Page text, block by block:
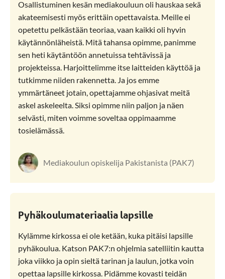
Osallistuminen kesän mediakouluun oli hauskaa sekä
akateemisesti myös erittäin opettavaista. Meille ei
opetettu pelkästään teoriaa, vaan kaikki oli hyvin
käytännönläheistä. Mitä tahansa opimme, panimme
sen heti käytäntöön annetuissa tehtävissä ja
projekteissa. Harjoittelimme itse laitteiden käyttöä ja
tutkimme niiden rakennetta. Ja jos emme
ymmärtäneet jotain, opettajamme ohjasivat meitä
askel askeleelta. Siksi opimme niin paljon ja näen
selvästi, miten voimme soveltaa oppimaamme
tosielämässä.
Mediakoulun opiskelija Pakistanista (PAK7)
Pyhäkoulumateriaalia lapsille
Kylämme kirkossa ei ole ketään, kuka pitäisi lapsille
pyhäkoulua. Katson PAK7:n ohjelmia satelliitin kautta
joka viikko ja opin sieltä tarinan ja laulun, jotka voin
opettaa lapsille kirkossa. Pidämme kovasti teidän